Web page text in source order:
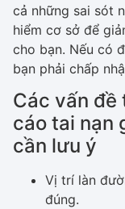
cả những sai sót
hiểm cơ sở để
cho bạn. Nếu có
bạn phải chấp
Các vấn
cáo tai nạn
cần lưu ý
Vị trí làn
đúng.